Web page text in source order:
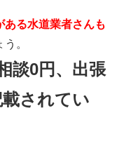
ある水道業者さんも
。
談0円、出張
されてい